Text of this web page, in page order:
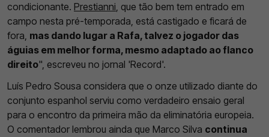
condicionante. Prestianni, que tão bem tem entrado em
campo nesta pré-temporada, está castigado e ficará de
fora, mas dando lugar a Rafa, talvez o jogador das
águias em melhor forma, mesmo adaptado ao flanco
direito", escreveu no jornal 'Record'.
Luís Pedro Sousa considera que o onze utilizado diante do
conjunto espanhol serviu como verdadeiro ensaio geral
para o encontro da primeira mão da eliminatória europeia.
O comentador lembrou ainda que Marco Silva continua